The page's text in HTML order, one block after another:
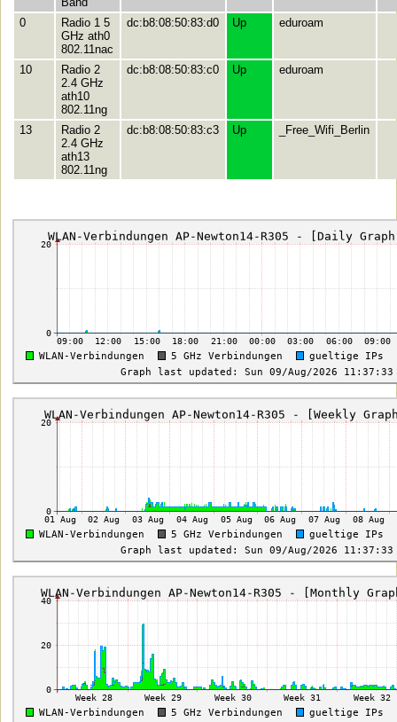
0
Radio 1 5
GHz ath0
802.11nac
dc:b8:08:50:83:d0 Up eduroam
10
Radio 2
2.4 GHz
ath10
802.11ng
dc:b8:08:50:83:c0 Up eduroam
13
Radio 2
2.4 GHz
ath13
802.11ng
dc:b8:08:50:83:c3 Up _Free_Wifi_Berlin